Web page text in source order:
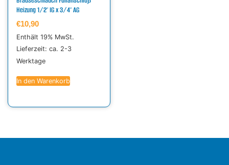
Heizung 1/2″ IG x 3/4″ AG
€10,90
Enthält 19% MwSt.
Lieferzeit: ca. 2-3
Werktage
In den Warenkorb